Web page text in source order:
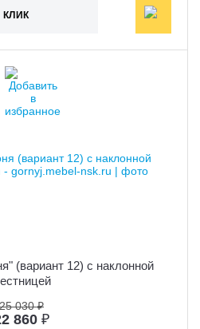
КЛИК
(вариант 12) с наклонной
25 030 ₽
860 ₽